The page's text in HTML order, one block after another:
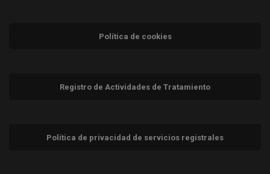
Política de cookies
Registro de Actividades de Tratamiento
Política de privacidad de servicios registrales